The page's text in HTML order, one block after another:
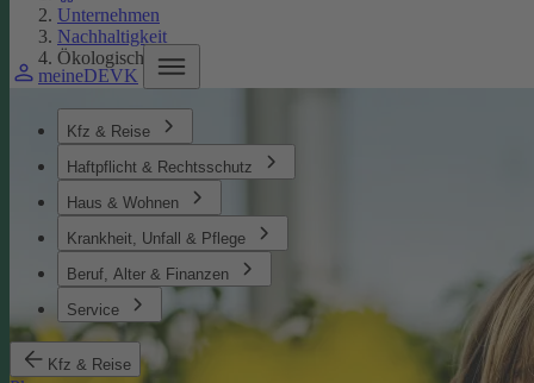
meineDEVK
Kfz & Reise
Haftpflicht & Rechtsschutz
Haus & Wohnen
Krankheit, Unfall & Pflege
Beruf, Alter & Finanzen
Service
Kfz & Reise
Unternehmen
Nachhaltigkeit
Ökologisches